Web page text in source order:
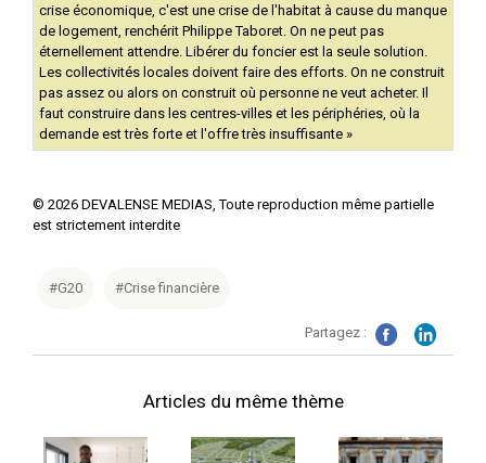
crise économique, c'est une crise de l'habitat à cause du manque
de logement, renchérit Philippe Taboret. On ne peut pas
éternellement attendre. Libérer du foncier est la seule solution.
Les collectivités locales doivent faire des efforts. On ne construit
pas assez ou alors on construit où personne ne veut acheter. Il
faut construire dans les centres-villes et les périphéries, où la
demande est très forte et l'offre très insuffisante »
© 2026 DEVALENSE MEDIAS, Toute reproduction même partielle
est strictement interdite
#G20 #Crise financière
Partagez :
Articles du même thème